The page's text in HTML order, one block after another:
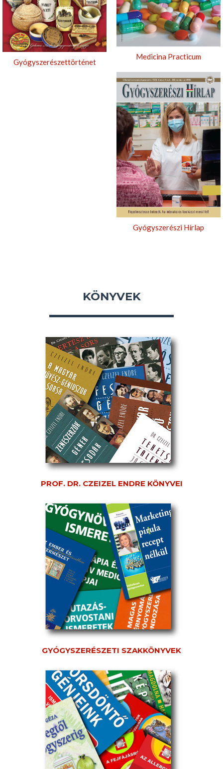
Gyógyszerészettörténet
Medicina Practicum
Gyógyszerészi Hírlap
KÖNYVEK
PROF. DR. CZEIZEL ENDRE KÖNYVEI
GYÓGYSZERÉSZETI SZAKKÖNYVEK